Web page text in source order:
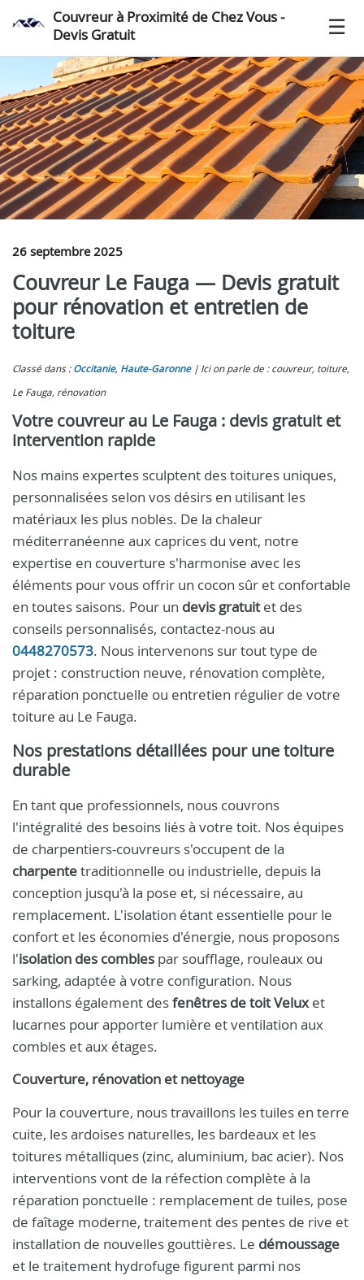
Couvreur à Proximité de Chez Vous -
Devis Gratuit
26 septembre 2025
Couvreur Le Fauga — Devis gratuit
pour rénovation et entretien de
toiture
Classé dans : Occitanie, Haute-Garonne
Ici on parle de : couvreur, toiture,
Le Fauga, rénovation
Votre couvreur au Le Fauga : devis gratuit et
intervention rapide
Nos mains expertes sculptent des toitures uniques,
personnalisées selon vos désirs en utilisant les
matériaux les plus nobles. De la chaleur
méditerranéenne aux caprices du vent, notre
expertise en couverture s'harmonise avec les
éléments pour vous offrir un cocon sûr et confortable
en toutes saisons. Pour un devis gratuitet des
conseils personnalisés, contactez-nous au
0448270573. Nous intervenons sur tout type de
projet : construction neuve, rénovation complète,
réparation ponctuelle ou entretien régulier de votre
toiture au Le Fauga.
Nos prestations détaillées pour une toiture
durable
En tant que professionnels, nous couvrons
l'intégralité des besoins liés à votre toit. Nos équipes
de charpentiers-couvreurs s'occupent de la
charpentetraditionnelle ou industrielle, depuis la
conception jusqu'à la pose et, si nécessaire, au
remplacement. L'isolation étant essentielle pour le
confort et les économies d'énergie, nous proposons
l'isolation des combles par soufflage, rouleaux ou
sarking, adaptée à votre configuration. Nous
installons également desfenêtres de toit Veluxet
lucarnes pour apporter lumière et ventilation aux
combles et aux étages.
Couverture, rénovation et nettoyage
Pour la couverture, nous travaillons les tuiles en terre
cuite, les ardoises naturelles, les bardeaux et les
toitures métalliques (zinc, aluminium, bac acier). Nos
interventions vont de la réfection complète à la
réparation ponctuelle : remplacement de tuiles, pose
de faîtage moderne, traitement des pentes de rive et
installation de nouvelles gouttières. Le démoussage
et le traitement hydrofuge figurent parmi nos